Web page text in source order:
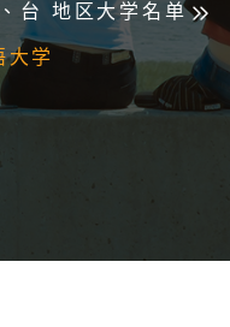
台 地区大学名单
大学